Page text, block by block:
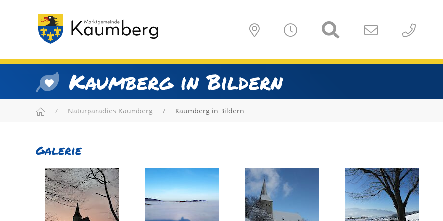
Kaumberg in Bildern
Naturparadies Kaumberg Kaumberg in Bildern
Galerie